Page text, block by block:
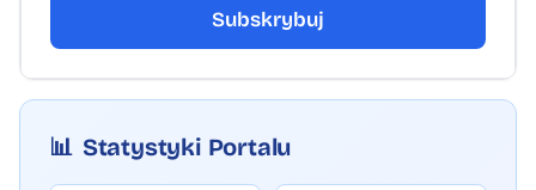
Subskrybuj
📊 Statystyki Portalu